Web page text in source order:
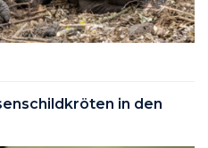
in den